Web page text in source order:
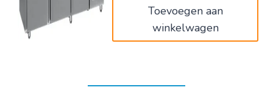
Toevoegen aan
winkelwagen